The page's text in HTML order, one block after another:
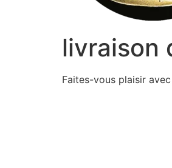
livraison
Faites-vous plaisir